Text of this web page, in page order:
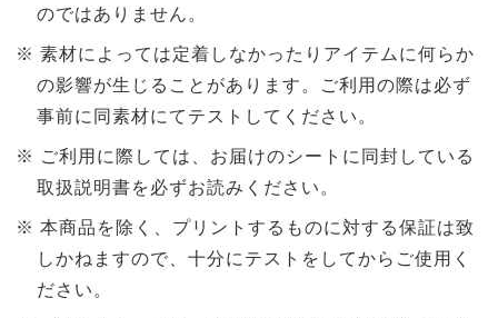
のではありません。
素材によっては定着しなかったりアイテムに何らか
の影響が生じることがあります。ご利用の際は必ず
事前に同素材にてテストしてください。
ご利用に際しては、お届けのシートに同封している
取扱説明書を必ずお読みください。
本商品を除く、プリントするものに対する保証は致
しかねますので、十分にテストをしてからご使用く
ださい。